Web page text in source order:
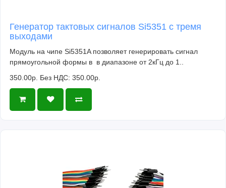
Генератор тактовых сигналов Si5351 с тремя
выходами
Модуль на чипе Si5351A позволяет генерировать сигнал
прямоугольной формы в в диапазоне от 2кГц до 1..
350.00р. Без НДС: 350.00р.